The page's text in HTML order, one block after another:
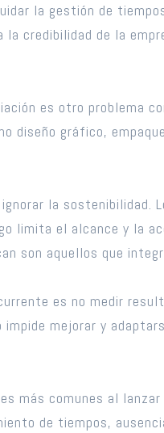
la gestión de
credibilidad de la
es otro problema
diseño gráfico,
la sostenibilidad.
limita el alcance y la
son aquellos que
es no medir
impide mejorar y
más comunes al
de tiempos,